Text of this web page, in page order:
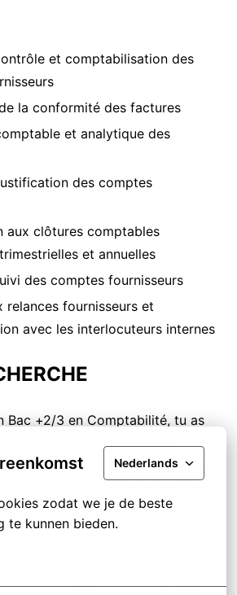
Nederlands
zodat we je de beste
te kunnen bieden.
et comptabilisation des
la conformité des factures
et analytique des
des comptes
aux clôtures comptables
et annuelles
des comptes fournisseurs
relances fournisseurs et
avec les interlocuteurs internes
Bac +2/3 en Comptabilité, tu as
des techniques
de la nomenclature comptable.
et d'autonomie dans ton
et tu sais faire preuve
et de flexibilité. Tu es dynamique